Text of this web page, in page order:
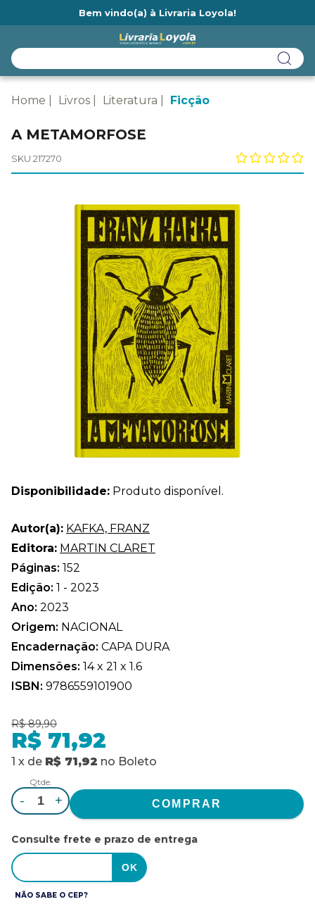
Bem vindo(a) à Livraria Loyola!
Home Livros Literatura Ficção
A METAMORFOSE
SKU 217270
Disponibilidade: Produto disponível.
Autor(a): KAFKA, FRANZ
Editora: MARTIN CLARET
Páginas: 152
Edição: 1 - 2023
Ano: 2023
Origem: NACIONAL
Encadernação: CAPA DURA
Dimensões: 14 x 21 x 1.6
ISBN: 9786559101900
R$ 89,90
R$ 71,92
1 x de R$ 71,92 no Boleto
Qtde.
- +
Consulte frete e prazo de entrega
NÃO SABE O CEP?